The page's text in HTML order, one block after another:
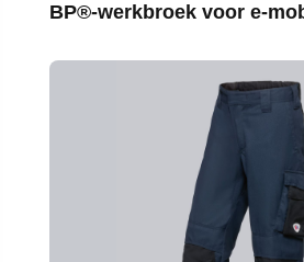
Productgalerij overslaan
BP®-werkbroek voor e-